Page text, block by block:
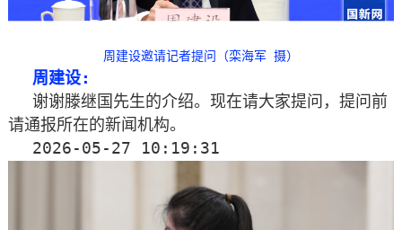
周建设邀请记者提问（栾海军 摄）
周建设:
谢谢滕继国先生的介绍。现在请大家提问，提问前
请通报所在的新闻机构。
2026-05-27 10:19:31